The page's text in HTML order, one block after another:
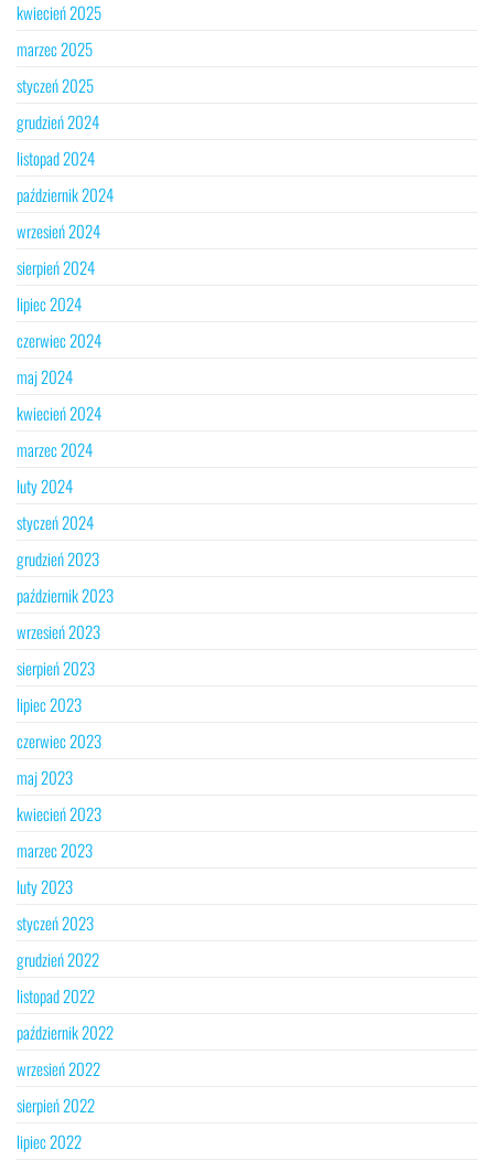
kwiecień 2025
marzec 2025
styczeń 2025
grudzień 2024
listopad 2024
październik 2024
wrzesień 2024
sierpień 2024
lipiec 2024
czerwiec 2024
maj 2024
kwiecień 2024
marzec 2024
luty 2024
styczeń 2024
grudzień 2023
październik 2023
wrzesień 2023
sierpień 2023
lipiec 2023
czerwiec 2023
maj 2023
kwiecień 2023
marzec 2023
luty 2023
styczeń 2023
grudzień 2022
listopad 2022
październik 2022
wrzesień 2022
sierpień 2022
lipiec 2022